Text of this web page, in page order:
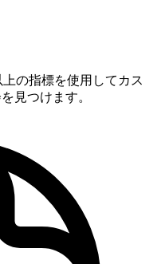
の指標を使用してカス
見つけます。